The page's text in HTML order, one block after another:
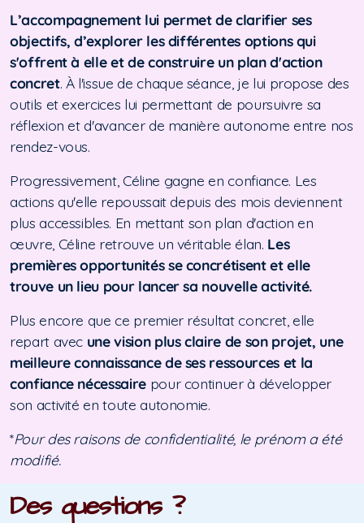
L’accompagnement lui permet de clarifier ses
objectifs, d’explorer les différentes options qui
s'offrent à elle et de construire un plan d'action
concret. À l'issue de chaque séance, je lui propose des
outils et exercices lui permettant de poursuivre sa
réflexion et d'avancer de manière autonome entre nos
rendez-vous.
Progressivement, Céline gagne en confiance. Les
actions qu'elle repoussait depuis des mois deviennent
plus accessibles. En mettant son plan d'action en
œuvre, Céline retrouve un véritable élan. Les
premières opportunités se concrétisent et elle
trouve un lieu pour lancer sa nouvelle activité.
Plus encore que ce premier résultat concret, elle
repart avec une vision plus claire de son projet, une
meilleure connaissance de ses ressources et la
confiance nécessaire pour continuer à développer
son activité en toute autonomie.
*Pour des raisons de confidentialité, le prénom a été
modifié.
Des questions ?